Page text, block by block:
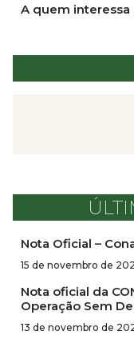
A quem interessa
Nota Oficial –
15 de novembro de
Nota oficial da
Operação Sem
13 de novembro de